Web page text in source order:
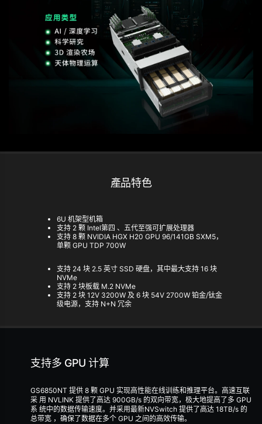
產品特色
6U 机架型机箱
支持 2 颗 Intel第四 、五代至强可扩展处理器
支持 8 颗 NVIDIA HGX H20 GPU 96/141GB SXM5，
单颗 GPU TDP 700W
支持 24 块 2.5 英寸 SSD 硬盘，其中最大支持 16 块
NVMe
支持 2 块板载 M.2 NVMe
支持 2 块 12V 3200W 及 6 块 54V 2700W 铂金/钛金
级电源，支持 N+N 冗余
支持多 GPU 计算
GS6850NT 提供 8 颗 GPU 实现高性能在线训练和推理平台。高速互联
采 用 NVLINK 提供了高达 900GB/s 的双向带宽，极大地提高了多 GPU
系 统中的数据传输速度。并采用最新NVSwitch 提供了高达 18TB/s 的
总带宽 ，确保了数据在多个 GPU 之间的高效传输。